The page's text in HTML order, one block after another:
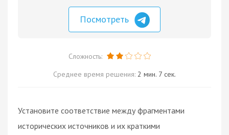
Посмотреть
Сложность:
Среднее время решения: 2 мин. 7 сек.
Установите соответствие между фрагментами
исторических источников и их краткими